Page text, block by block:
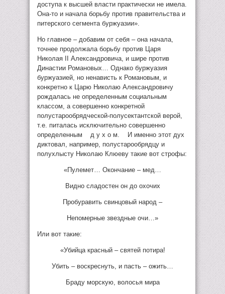
доступа к высшей власти практически не имела.
Она-то и начала борьбу против правительства и
питерского сегмента буржуазии».
Но главное – добавим от себя – она начала,
точнее продолжала борьбу против Царя
Николая II Александровича, и шире против
Династии Романовых… Однако буржуазия
буржуазией, но ненависть к Романовым, и
конкретно к Царю Николаю Александровичу
рождалась не определенным социальным
классом, а совершенно конкретной
полустарообрядческой-полусектантской верой,
т.е. питалась исключительно совершенно
определенным д у х о м. И именно этот дух
диктовал, например, полустарообрядцу и
полухлысту Николаю Клюеву такие вот строфы:
«Пулемет… Окончание – мед…
Видно сладостен он до охочих
Пробуравить свинцовый народ –
Непомерные звездные очи…»
Или вот такие:
«Убийца красный – святей потира!
Убить – воскреснуть, и пасть – ожить…
Браду морскую, волосья мира